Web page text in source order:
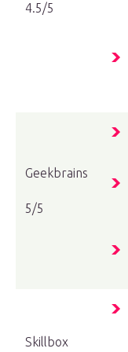
4.5/5
Geekbrains
5/5
Skillbox